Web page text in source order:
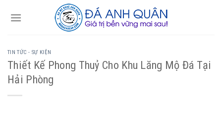
TIN TỨC - SỰ KIỆN
Thiết Kế Phong Thuỷ Cho Khu Lăng Mộ Đá Tại
Hải Phòng